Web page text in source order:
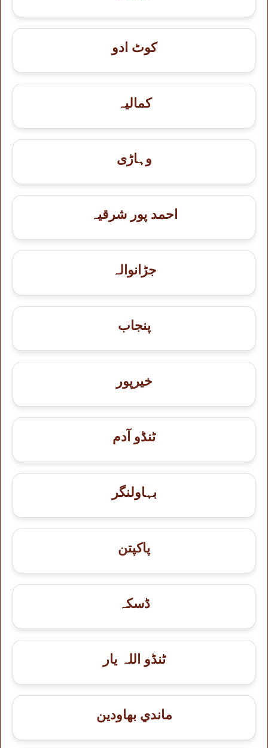
کوٹ ادو
کمالیہ
وہاڑی
احمد پور شرقیہ
جڑانوالہ
پنجاب
خيرپور
ٹنڈو آدم
بہاولنگر
پاکپتن
ڈسکہ
ٹنڈو اللہ یار
ماندي بهاودين